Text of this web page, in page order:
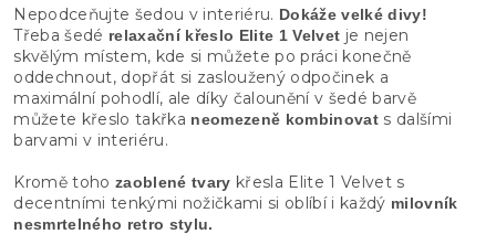
Nepodceňujte šedou v interiéru. Dokáže velké divy!
Třeba šedé relaxační křeslo Elite 1 Velvet je nejen
skvělým místem, kde si můžete po práci konečně
oddechnout, dopřát si zasloužený odpočinek a
maximální pohodlí, ale díky čalounění v šedé barvě
můžete křeslo takřka neomezeně kombinovats dalšími
barvami v interiéru.
Kromě toho zaoblené tvary křesla Elite 1 Velvet s
decentními tenkými nožičkami si oblíbí i každý milovník
nesmrtelného retro stylu.